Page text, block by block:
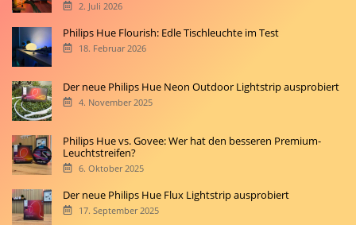
2. Juli 2026
Philips Hue Flourish: Edle Tischleuchte im Test
18. Februar 2026
Der neue Philips Hue Neon Outdoor Lightstrip ausprobiert
4. November 2025
Philips Hue vs. Govee: Wer hat den besseren Premium-
Leuchtstreifen?
6. Oktober 2025
Der neue Philips Hue Flux Lightstrip ausprobiert
17. September 2025